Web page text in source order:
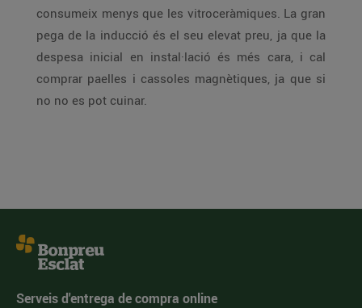
consumeix menys que les vitroceràmiques. La gran
pega de la inducció és el seu elevat preu, ja que la
despesa inicial en instal·lació és més cara, i cal
comprar paelles i cassoles magnètiques, ja que si
no no es pot cuinar.
Serveis d'entrega de compra online